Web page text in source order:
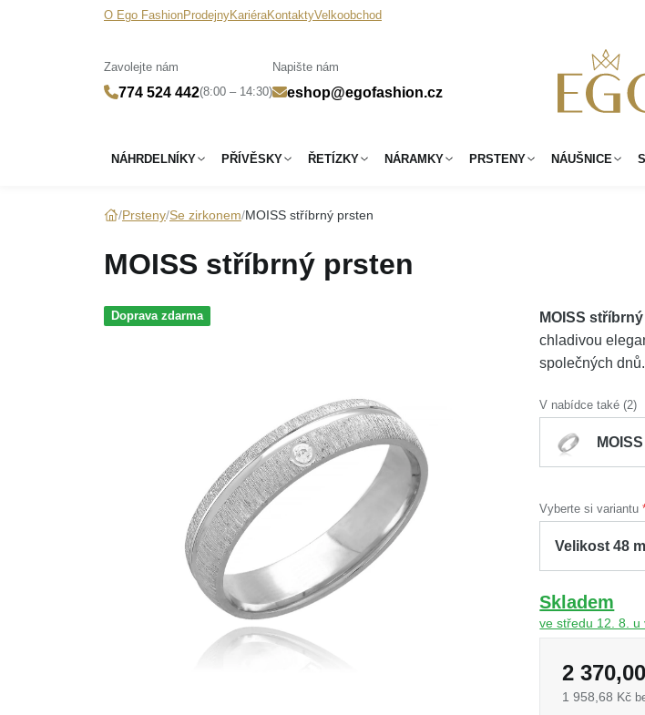
O Ego FashionProdejnyKariéraKontaktyVelkoobchod
Zavolejte nám
774 524 442(8:00 – 14:30)
Napište nám
eshop@egofashion.cz
NÁHRDELNÍKY PŘÍVĚSKY ŘETÍZKY NÁRAMKY PRSTENY NÁUŠNICE
Prsteny Se zirkonem MOISS stříbrný prsten
MOISS stříbrný prsten
Doprava zdarma MOISS
chladivou
společných dnů.
V nabídce také (2)
Vyberte si variantu
Skladem
ve středu 12. 8. u
2
1 958,68 Kč